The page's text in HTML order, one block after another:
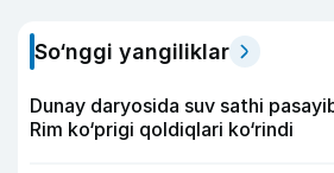
So‘nggi yangiliklar
Dunay daryosida suv sathi
Rim ko‘prigi qoldiqlari ko‘rindi